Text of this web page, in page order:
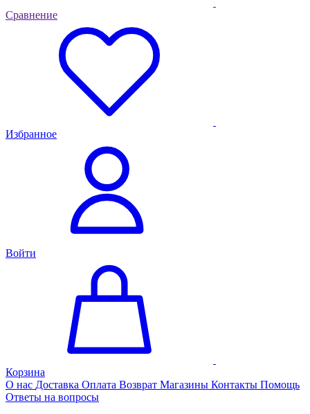
Сравнение
Избранное
Войти
Корзина
О нас Доставка Оплата Возврат Магазины Контакты Помощь
Ответы на вопросы